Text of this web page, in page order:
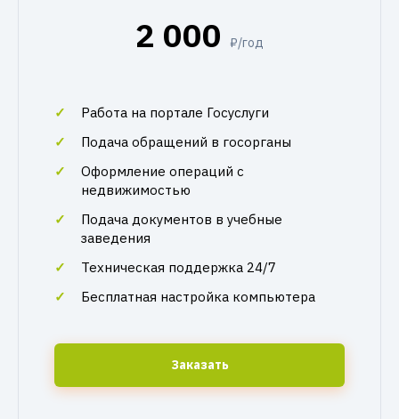
2 000 ₽/год
Работа на портале Госуслуги
Подача обращений в госорганы
Оформление операций с
недвижимостью
Подача документов в учебные
заведения
Техническая поддержка 24/7
Бесплатная настройка компьютера
Заказать